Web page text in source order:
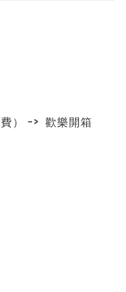
） ->  歡樂開箱